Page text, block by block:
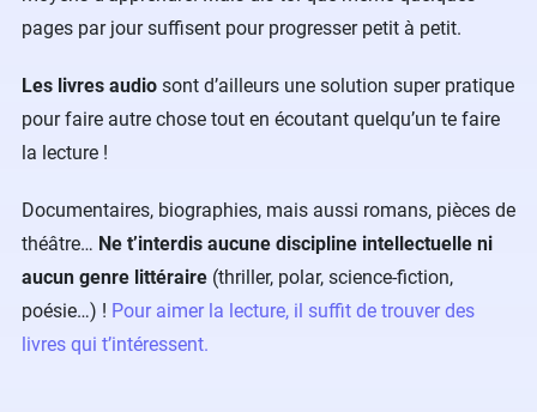
pages par jour suffisent pour progresser petit à petit.
Les livres audio sont d’ailleurs une solution super pratique
pour faire autre chose tout en écoutant quelqu’un te faire
la lecture !
Documentaires, biographies, mais aussi romans, pièces de
théâtre… Ne t’interdis aucune discipline intellectuelle ni
aucun genre littéraire (thriller, polar, science-fiction,
poésie…) ! Pour aimer la lecture, il suffit de trouver des
livres qui t’intéressent.